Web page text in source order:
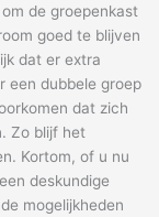
de groepenkast
goed te blijven
dat er extra
een dubbele groep
dat zich
Zo blijf het
Kortom, of u nu
deskundige
mogelijkheden